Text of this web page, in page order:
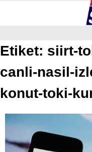
GALERİ
BAYKAN
PERVARI
Etiket: siirt-
canli-nasil-
konut-toki-